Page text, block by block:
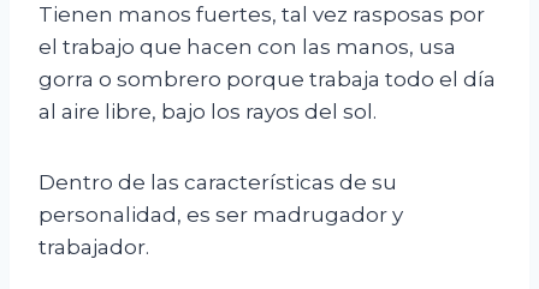
Tienen manos fuertes, tal vez rasposas por
el trabajo que hacen con las manos, usa
gorra o sombrero porque trabaja todo el día
al aire libre, bajo los rayos del sol.
Dentro de las características de su
personalidad, es ser madrugador y
trabajador.